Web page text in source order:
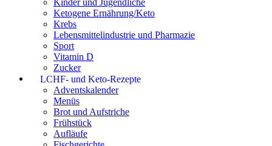
Ketogene Ernährung/Keto
Krebs
Lebensmittelindustrie und Pharmazie
Sport
Vitamin D
Zucker
LCHF- und Keto-Rezepte
Adventskalender
Menüs
Brot und Aufstriche
Frühstück
Aufläufe